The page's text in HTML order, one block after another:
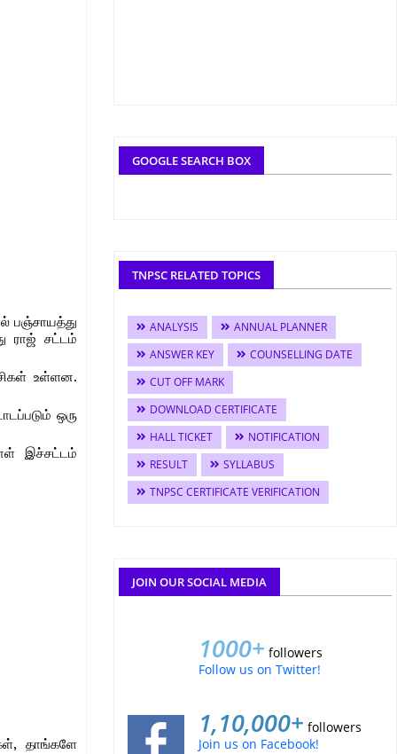
பஞ்சாயத்து
ராஜ் சட்டம்
உள்ளன.
ஒரு
இச்சட்டம்
தாங்களே
GOOGLE SEARCH BOX
TNPSC RELATED TOPICS
ANALYSIS
ANNUAL PLANNER
ANSWER KEY
COUNSELLING DATE
CUT OFF MARK
DOWNLOAD CERTIFICATE
HALL TICKET
NOTIFICATION
RESULT
SYLLABUS
TNPSC CERTIFICATE VERIFICATION
JOIN OUR SOCIAL MEDIA
1000+ followers
Follow us on Twitter!
1,10,000+ followers
Join us on Facebook!